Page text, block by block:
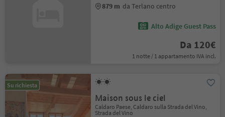
879 m da Terlano centro
Alto Adige Guest Pass
Da 120€
1 notte / 1 appartamento IVA incl.
Su richiesta
Maison sous le ciel
Caldaro Paese, Caldaro sulla Strada del Vino,
Strada del Vino